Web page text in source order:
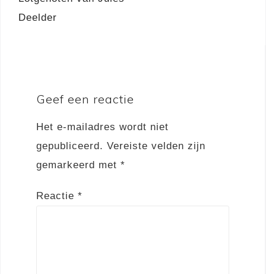
Deelder
Geef een reactie
Het e-mailadres wordt niet
gepubliceerd. Vereiste velden zijn
gemarkeerd met *
Reactie *